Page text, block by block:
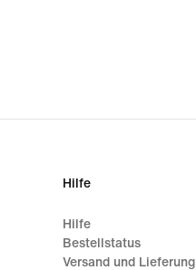
Hilfe
Hilfe
Bestellstatus
Versand und Lieferung